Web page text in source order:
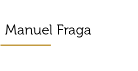
Manuel Fraga